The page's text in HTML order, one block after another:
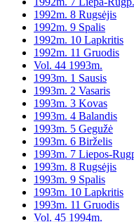
1992m. 8 Rugsėjis
1992m. 9 Spalis
1992m. 10 Lapkritis
1992m. 11 Gruodis
Vol. 44 1993m.
1993m. 1 Sausis
1993m. 2 Vasaris
1993m. 3 Kovas
1993m. 4 Balandis
1993m. 5 Gegužė
1993m. 6 Birželis
1993m. 7 Liepos-
1993m. 8 Rugsėjis
1993m. 9 Spalis
1993m. 10 Lapkritis
1993m. 11 Gruodis
Vol. 45 1994m.